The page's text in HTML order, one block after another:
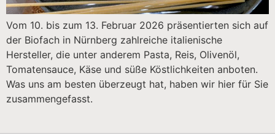
Vom 10. bis zum 13. Februar 2026 präsentierten sich auf
der Biofach in Nürnberg zahlreiche italienische
Hersteller, die unter anderem Pasta, Reis, Olivenöl,
Tomatensauce, Käse und süße Köstlichkeiten anboten.
Was uns am besten überzeugt hat, haben wir hier für Sie
zusammengefasst.